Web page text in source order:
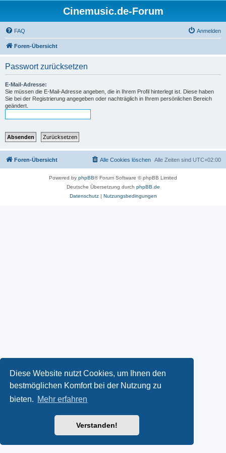
Diese Website nutzt Cookies, um Ihnen den
bestmöglichen Komfort bei der Nutzung zu
bieten. Mehr erfahren
Verstanden!
Cinemusic.de-Forum
FAQ Anmelden
Foren-Übersicht
Passwort zurücksetzen
E-Mail-Adresse:
Sie müssen die E-Mail-Adresse angeben, die in Ihrem Profil hinterlegt ist. Diese haben
Sie bei der Registrierung angegeben oder nachträglich in Ihrem persönlichen Bereich
geändert.
Foren-Übersicht Alle Zeiten sind UTC+02:00
Alle Cookies löschen
Powered by phpBB® Forum Software © phpBB Limited
Deutsche Übersetzung durch phpBB.de
Datenschutz| Nutzungsbedingungen